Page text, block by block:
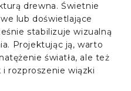
drewna. Świetnie
lub doświetlające
stabilizuje wizualną
Projektując ją, warto
światła, ale też
rozproszenie wiązki